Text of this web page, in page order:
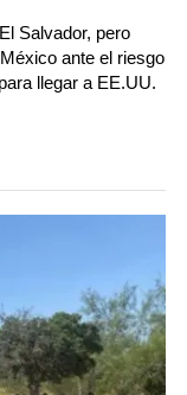
Salvador, pero
ante el riesgo
llegar a EE.UU.